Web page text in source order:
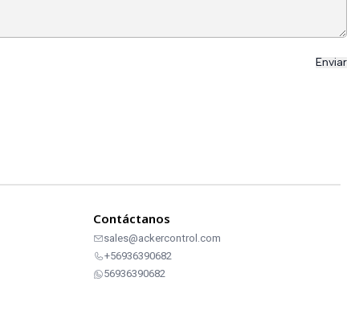
Contáctanos
sales@ackercontrol.com
+56936390682
56936390682